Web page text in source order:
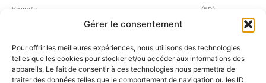
Gérer le consentement
Pour offrir les meilleures expériences, nous utilisons des technologies
telles que les cookies pour stocker et/ou accéder aux informations des
appareils. Le fait de consentir à ces technologies nous permettra de
traiter des données telles que le comportement de navigation ou les ID
Voyage (50)